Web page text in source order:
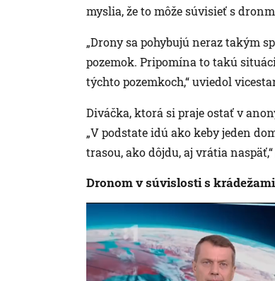
myslia, že to môže súvisieť s
„Drony sa pohybujú neraz takým
pozemok. Pripomína to takú
týchto pozemkoch,“ uviedol
Diváčka, ktorá si praje ostať v
„V podstate idú ako keby jeden
trasou, ako dôjdu, aj vrátia
Dronom v súvislosti s